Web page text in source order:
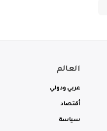
العالم
عربي ودولي
أقتصاد
سياسة